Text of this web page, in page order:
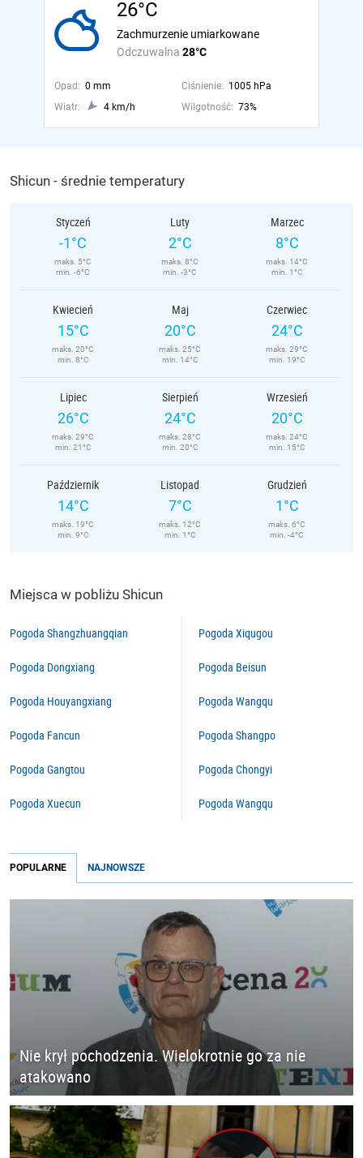
26°C
Odczuwalna 28°C
Zachmurzenie umiarkowane
Opad: 0 mm Ciśnienie: 1005 hPa
Wiatr:
4 km/h Wilgotność: 73%
Shicun - średnie temperatury
Styczeń
-1°C
maks. 5°C
min. -6°C
Luty
2°C
maks. 8°C
min. -3°C
Marzec
8°C
maks. 14°C
min. 1°C
Kwiecień
15°C
maks. 20°C
min. 8°C
Maj
20°C
maks. 25°C
min. 14°C
Czerwiec
24°C
maks. 29°C
min. 19°C
Lipiec
26°C
maks. 29°C
min. 21°C
Sierpień
24°C
maks. 28°C
min. 20°C
Wrzesień
20°C
maks. 24°C
min. 15°C
Październik
14°C
maks. 19°C
min. 9°C
Listopad
7°C
maks. 12°C
min. 1°C
Grudzień
1°C
maks. 6°C
min. -4°C
Miejsca w pobliżu Shicun
Pogoda Shangzhuangqian
Pogoda Dongxiang
Pogoda Houyangxiang
Pogoda Fancun
Pogoda Gangtou
Pogoda Xuecun
Pogoda Xiqugou
Pogoda Beisun
Pogoda Wangqu
Pogoda Shangpo
Pogoda Chongyi
Pogoda Wangqu
POPULARNE NAJNOWSZE
Nie krył pochodzenia. Wielokrotnie go za nie
atakowano